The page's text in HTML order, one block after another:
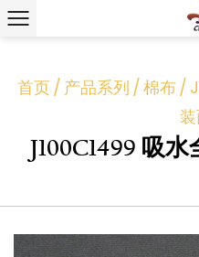
首页/ 产品系列 /棉布/
J100C1499 吸